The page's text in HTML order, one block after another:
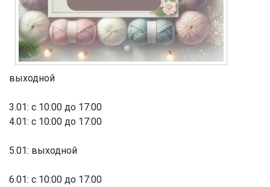
выходной
3.01: с 10:00 до 17:00
4.01: с 10:00 до 17:00
5.01: выходной
6.01: с 10:00 до 17:00